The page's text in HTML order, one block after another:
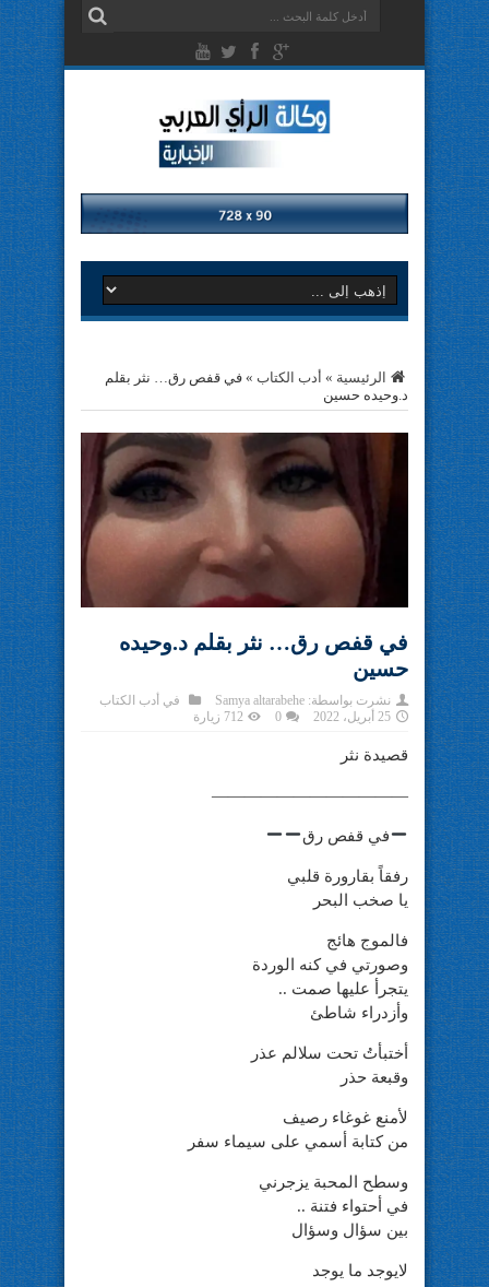
الرئيسية » أدب الكتاب » في قفص رق… نثر بقلم
د.وحيده حسين
في قفص رق… نثر بقلم د.وحيده
حسين
نشرت بواسطة: Samya altarabehe في أدب الكتاب
25 أبريل، 2022
0 712 زيارة
قصيدة نثر
————————————
في قفص رق
رفقاً بقارورة قلبي
يا صخب البحر
فالموج هائج
وصورتي في كنه الوردة
يتجرأ عليها صمت ..
وأزدراء شاطئ
أختبأتُ تحت سلالم عذر
وقبعة حذر
لأمنع غوغاء رصيف
من كتابة أسمي على سيماء سفر
وسطح المحبة يزجرني
في أحتواء فتنة ..
بين سؤال وسؤال
لايوجد ما يوجد